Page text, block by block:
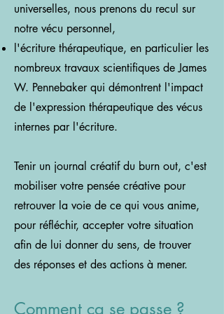
universelles, nous prenons du recul sur
notre vécu personnel,
l'écriture thérapeutique, en particulier les
nombreux travaux scientifiques de James
W. Pennebaker qui démontrent l'impact
de l'expression thérapeutique des vécus
internes par l'écriture.
Tenir un journal créatif du burn out, c'est
mobiliser votre pensée créative pour
retrouver la voie de ce qui vous anime,
pour réfléchir, accepter votre situation
afin de lui donner du sens, de trouver
des réponses et des actions à mener.
Comment ça se passe ?